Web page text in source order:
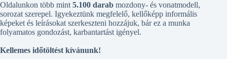
Oldalunkon több mint 5.100 darab mozdony- és vonatmodell,
sorozat szerepel. Igyekeztünk megfelelő, kellőképp informális
képeket és leírásokat szerkeszteni hozzájuk, bár ez a munka
folyamatos gondozást, karbantartást igényel.
Kellemes időtöltést kívánunk!